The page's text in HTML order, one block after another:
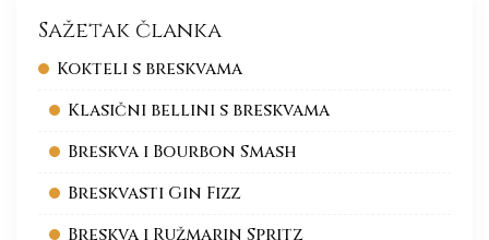
Sažetak članka
Kokteli s breskvama
Klasični bellini s breskvama
Breskva i Bourbon Smash
Breskvasti Gin Fizz
Breskva i Ružmarin Spritz